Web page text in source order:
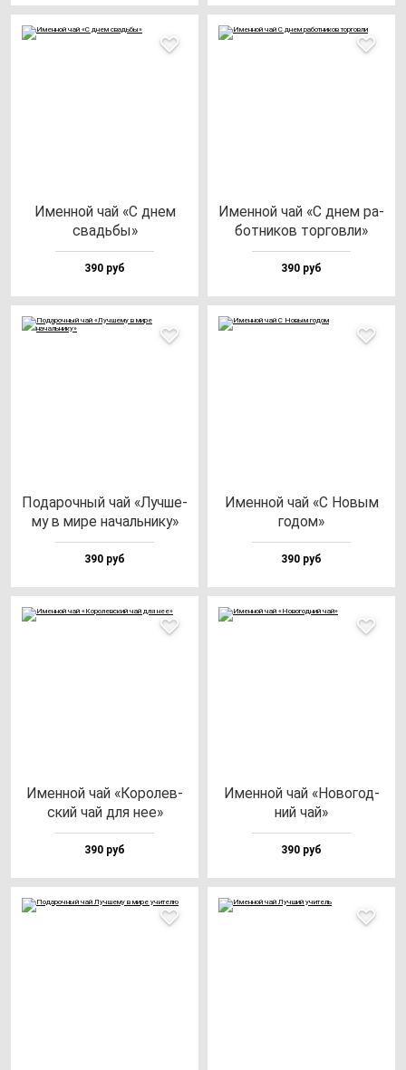
Имен­ной чай «С днем
свадь­бы»
390 руб
Имен­ной чай «С днем ра­
бот­ни­ков тор­гов­ли»
390 руб
Пода­роч­ный чай «Луч­ше­
му в ми­ре на­чаль­ни­ку»
390 руб
Имен­ной чай «С Новым
го­дом»
390 руб
Имен­ной чай «Коро­лев­
ский чай для нее»
390 руб
Имен­ной чай «Ново­год­
ний чай»
390 руб